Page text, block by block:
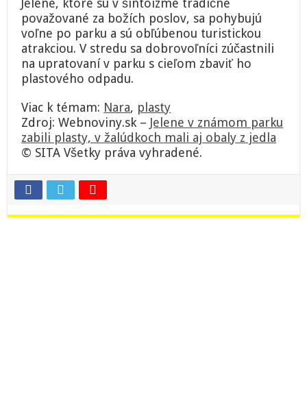
považované za božích poslov, sa pohybujú
voľne po parku a sú obľúbenou turistickou
atrakciou. V stredu sa dobrovoľníci zúčastnili
na upratovaní v parku s cieľom zbaviť ho
plastového odpadu.
Viac k témam: Nara, plasty
Zdroj: Webnoviny.sk – Jelene v známom parku
zabili plasty, v žalúdkoch mali aj obaly z jedla
© SITA Všetky práva vyhradené.